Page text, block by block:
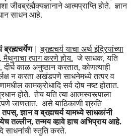
जीवब्रह्मैक्यज्ञानाने आत्मप्राप्ति होते. ज्ञान
साधन आहे.
ब्रह्मचर्येण | ब्रह्मचर्ययाचा अर्थ इंद्रियांच्या
त्याग करणे होय. जे साधक, यति
काळ अनुष्ठान करतात, कोणत्याही
न करता अखंडपणे साधनेमध्ये तत्पर व
कामक्रोधादि सर्व दोष नष्ट होतात.
होते. तेच यति त्या आत्मस्वरूपाला
जाणतात. असे याठिकाणी श्रुति
ज्ञान वब्रह्मचर्ययामध्ये साधकांनी
तल्लीन, तन्मय व्हावे हाच अभिप्राय आहे.
साधनांची स्तुति करते.